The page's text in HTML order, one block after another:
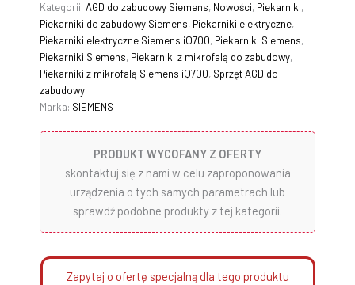
Kategorii: AGD do zabudowy Siemens, Nowości, Piekarniki,
Piekarniki do zabudowy Siemens, Piekarniki elektryczne,
Piekarniki elektryczne Siemens iQ700, Piekarniki Siemens,
Piekarniki Siemens, Piekarniki z mikrofalą do zabudowy,
Piekarniki z mikrofalą Siemens iQ700, Sprzęt AGD do
zabudowy
Marka: SIEMENS
PRODUKT WYCOFANY Z OFERTY
skontaktuj się z nami w celu zaproponowania
urządzenia o tych samych parametrach lub
sprawdź podobne produkty z tej kategorii.
Zapytaj o ofertę specjalną dla tego produktu